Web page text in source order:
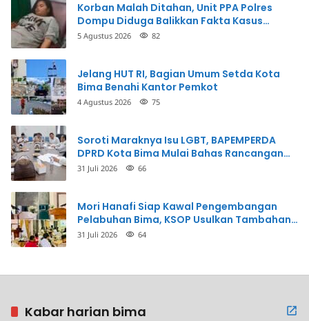
Korban Malah Ditahan, Unit PPA Polres
Dompu Diduga Balikkan Fakta Kasus
Penganiayaan
5 Agustus 2026 82
Jelang HUT RI, Bagian Umum Setda Kota
Bima Benahi Kantor Pemkot
4 Agustus 2026 75
Soroti Maraknya Isu LGBT, BAPEMPERDA
DPRD Kota Bima Mulai Bahas Rancangan
Perda Pencegahan
31 Juli 2026 66
Mori Hanafi Siap Kawal Pengembangan
Pelabuhan Bima, KSOP Usulkan Tambahan
Dermaga Rp400 Miliar
31 Juli 2026 64
Kabar harian bima